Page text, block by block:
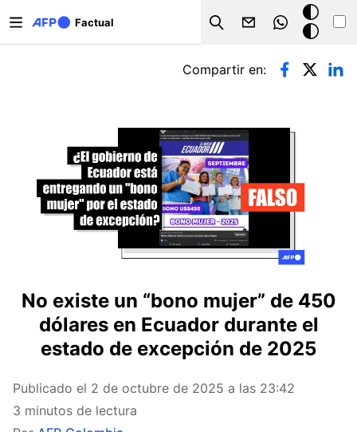
Factual
Search
Modo
oscuro
Solapas principales
Compartir en:
No existe un “bono mujer” de 450
dólares en Ecuador durante el
estado de excepción de 2025
Publicado el 2 de octubre de 2025 a las 23:42
3 minutos de lectura